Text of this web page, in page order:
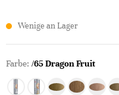
Wenige an Lager
Farbe: /65 Dragon Fruit